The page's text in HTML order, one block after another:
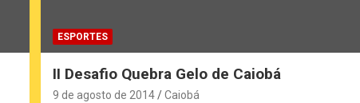
ESPORTES
II Desafio Quebra Gelo de Caiobá
9 de agosto de 2014 Caiobá